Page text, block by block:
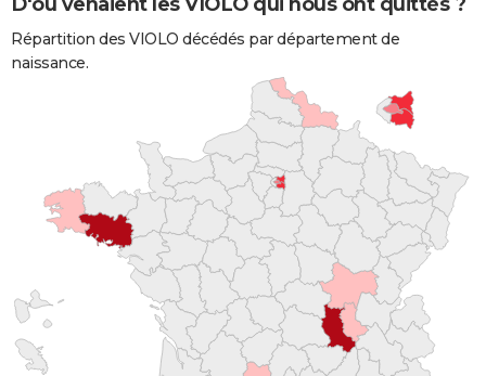
Répartition des VIOLO décédés par département de
naissance.